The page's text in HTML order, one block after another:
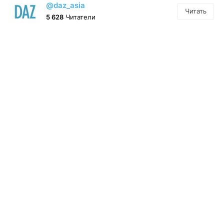
@daz_asia
5 628 Читатели
Читать